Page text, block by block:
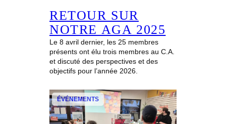
RETOUR SUR
NOTRE AGA 2025
Le 8 avril dernier, les 25 membres
présents ont élu trois membres au C.A.
et discuté des perspectives et des
objectifs pour l’année 2026.
ÉVÉNEMENTS